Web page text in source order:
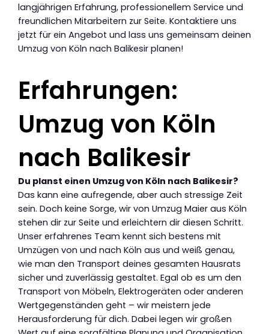
langjährigen Erfahrung, professionellem Service und
freundlichen Mitarbeitern zur Seite. Kontaktiere uns
jetzt für ein Angebot und lass uns gemeinsam deinen
Umzug von Köln nach Balikesir planen!
Erfahrungen:
Umzug von Köln
nach Balikesir
Du planst einen Umzug von Köln nach Balikesir?
Das kann eine aufregende, aber auch stressige Zeit
sein. Doch keine Sorge, wir von Umzug Maier aus Köln
stehen dir zur Seite und erleichtern dir diesen Schritt.
Unser erfahrenes Team kennt sich bestens mit
Umzügen von und nach Köln aus und weiß genau,
wie man den Transport deines gesamten Hausrats
sicher und zuverlässig gestaltet. Egal ob es um den
Transport von Möbeln, Elektrogeräten oder anderen
Wertgegenständen geht – wir meistern jede
Herausforderung für dich. Dabei legen wir großen